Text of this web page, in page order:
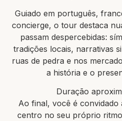
Guiado em português,
concierge, o tour destaca
passam despercebidas:
tradições locais, narrativas
ruas de pedra e nos
a história e o
Duração
Ao final, você é
centro no seu próprio